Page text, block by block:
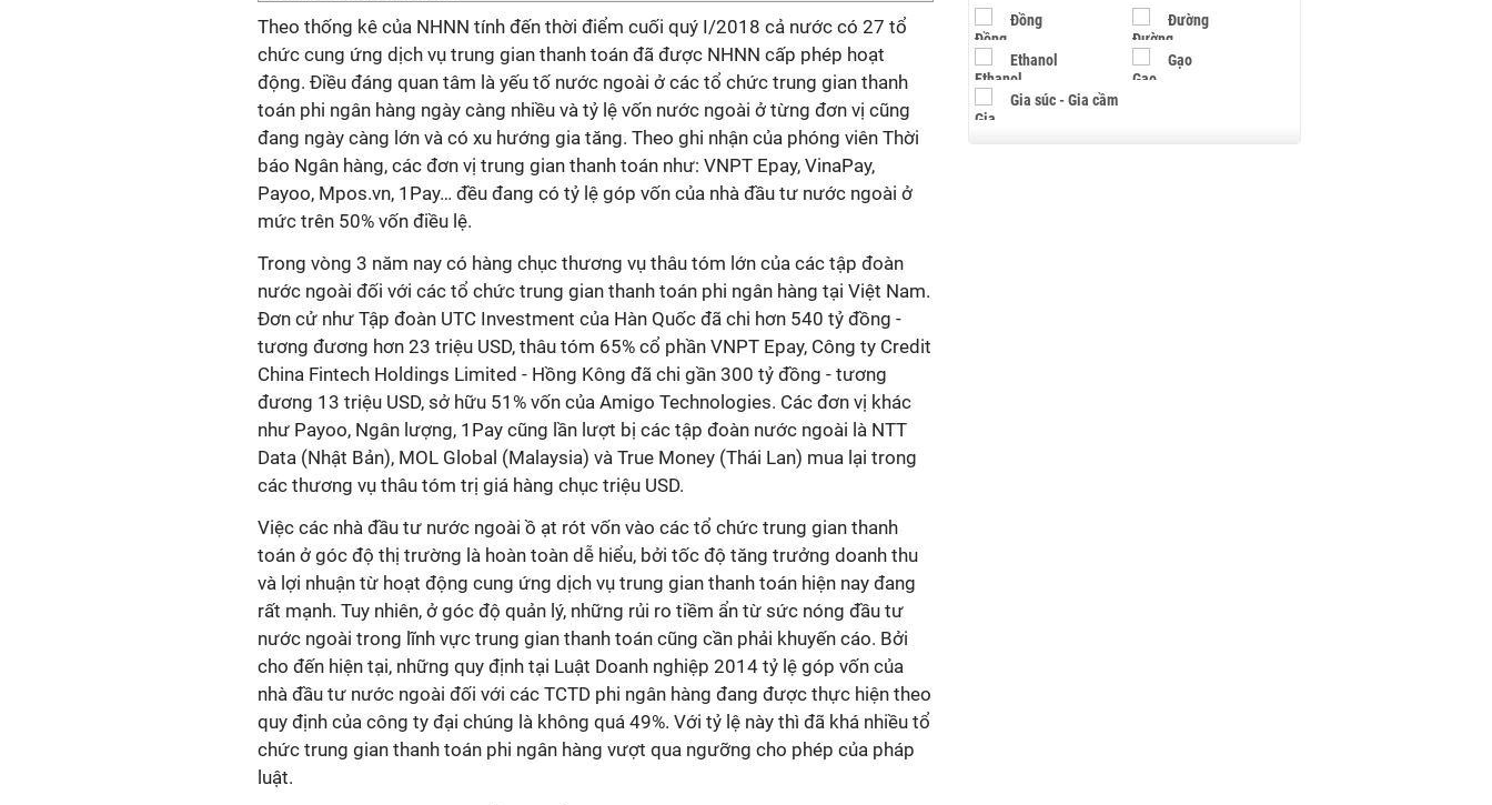
Theo thống kê của NHNN tính đến thời điểm cuối quý I/2018 cả nước có 27 tổ
chức cung ứng dịch vụ trung gian thanh toán đã được NHNN cấp phép hoạt
động. Điều đáng quan tâm là yếu tố nước ngoài ở các tổ chức trung gian thanh
toán phi ngân hàng ngày càng nhiều và tỷ lệ vốn nước ngoài ở từng đơn vị cũng
đang ngày càng lớn và có xu hướng gia tăng. Theo ghi nhận của phóng viên Thời
báo Ngân hàng, các đơn vị trung gian thanh toán như: VNPT Epay, VinaPay,
Payoo, Mpos.vn, 1Pay… đều đang có tỷ lệ góp vốn của nhà đầu tư nước ngoài ở
mức trên 50% vốn điều lệ.
Trong vòng 3 năm nay có hàng chục thương vụ thâu tóm lớn của các tập đoàn
nước ngoài đối với các tổ chức trung gian thanh toán phi ngân hàng tại Việt Nam.
Đơn cử như Tập đoàn UTC Investment của Hàn Quốc đã chi hơn 540 tỷ đồng -
tương đương hơn 23 triệu USD, thâu tóm 65% cổ phần VNPT Epay, Công ty Credit
China Fintech Holdings Limited - Hồng Kông đã chi gần 300 tỷ đồng - tương
đương 13 triệu USD, sở hữu 51% vốn của Amigo Technologies. Các đơn vị khác
như Payoo, Ngân lượng, 1Pay cũng lần lượt bị các tập đoàn nước ngoài là NTT
Data (Nhật Bản), MOL Global (Malaysia) và True Money (Thái Lan) mua lại trong
các thương vụ thâu tóm trị giá hàng chục triệu USD.
Việc các nhà đầu tư nước ngoài ồ ạt rót vốn vào các tổ chức trung gian thanh
toán ở góc độ thị trường là hoàn toàn dễ hiểu, bởi tốc độ tăng trưởng doanh thu
và lợi nhuận từ hoạt động cung ứng dịch vụ trung gian thanh toán hiện nay đang
rất mạnh. Tuy nhiên, ở góc độ quản lý, những rủi ro tiềm ẩn từ sức nóng đầu tư
nước ngoài trong lĩnh vực trung gian thanh toán cũng cần phải khuyến cáo. Bởi
cho đến hiện tại, những quy định tại Luật Doanh nghiệp 2014 tỷ lệ góp vốn của
nhà đầu tư nước ngoài đối với các TCTD phi ngân hàng đang được thực hiện theo
quy định của công ty đại chúng là không quá 49%. Với tỷ lệ này thì đã khá nhiều tổ
chức trung gian thanh toán phi ngân hàng vượt qua ngưỡng cho phép của pháp
luật.
Đồng Đường
Ethanol Gạo
Gia súc - Gia cầm